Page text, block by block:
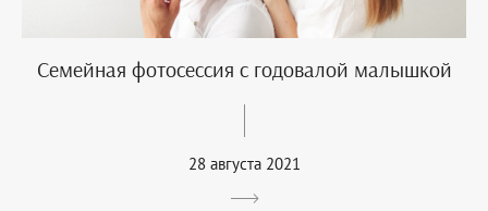
Семейная фотосессия с годовалой малышкой
28 августа 2021